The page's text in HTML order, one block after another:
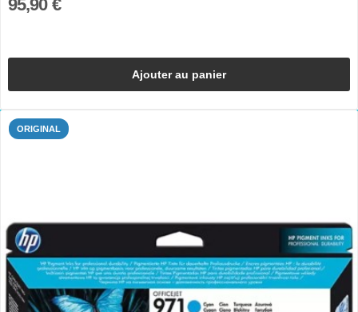
95,90 €
Ajouter au panier
ORIGINAL